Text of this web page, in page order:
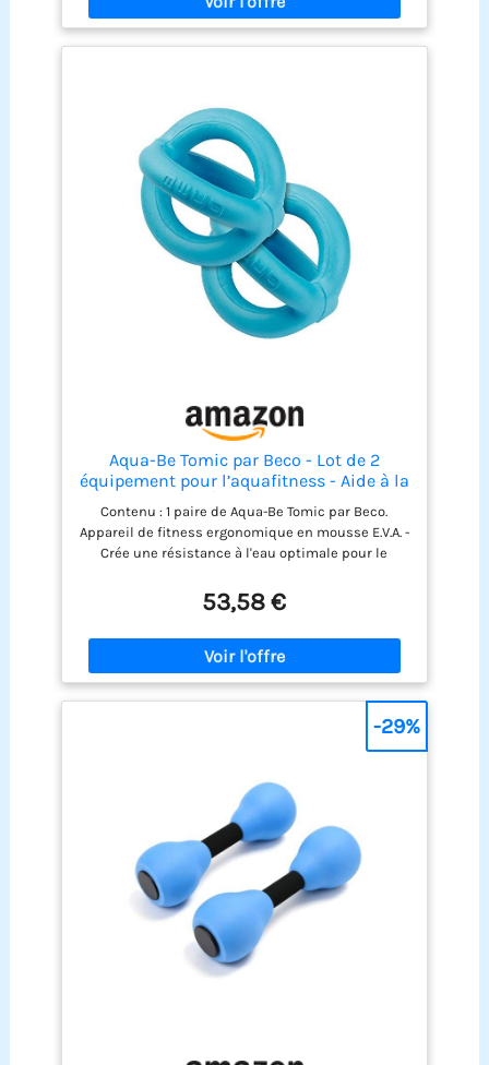
Aqua-Be Tomic par Beco - Lot de 2
équipement pour l’aquafitness - Aide à la
flottabilité - Équipements de sport
nautique, Türkis
Contenu : 1 paire de Aqua-Be Tomic par Beco.
Appareil de fitness ergonomique en mousse E.V.A. -
Crée une résistance à l'eau optimale pour le
permettant des transferts rapides de la main au
pied. Grâce aux barres étroites, ces équipements
sont faciles à saisir, que vous ayez des grandes ou
des petites mains.
53,58 €
-29%